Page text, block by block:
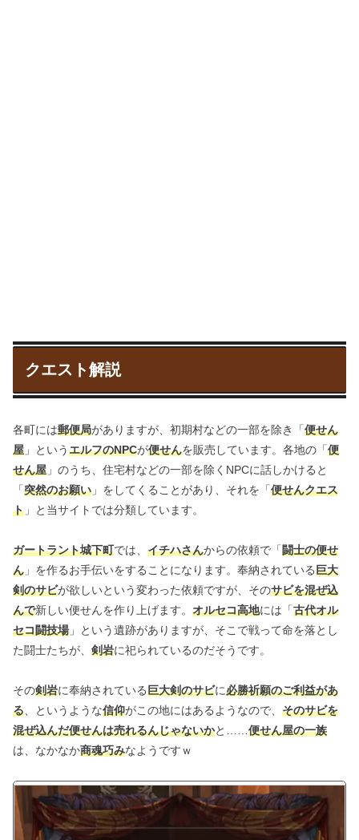
クエスト解説
各町には郵便局がありますが、初期村などの一部を除き「便せん
屋 」というエルフのNPCが便せんを販売しています。各地の「便
せん屋 」のうち、住宅村などの一部を除くNPCに話しかけると
「突然のお願い 」をしてくることがあり、それを「便せんクエス
ト 」と当サイトでは分類しています。
ガートラント城下町では、 イチハさんからの依頼で「闘士の便せ
ん 」を作るお手伝いをすることになります。奉納されている巨大
剣のサビが欲しいという変わった依頼ですが、そのサビを混ぜ込
んで新しい便せんを作り上げます。 オルセコ高地には「古代オル
セコ闘技場 」という遺跡がありますが、そこで戦って命を落とし
た闘士たちが、 剣岩に祀られているのだそうです。
その剣岩に奉納されている巨大剣のサビに必勝祈願のご利益があ
る 、というような信仰がこの地にはあるようなので、 そのサビを
混ぜ込んだ便せんは売れるんじゃないかと…… 便せん屋の一族
は、なかなか商魂巧みなようですｗ